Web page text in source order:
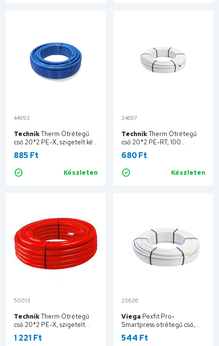
44992
TechnikTherm Ötrétegű
cső 20*2 PE-X, szigetelt kék,
50 fm/tekercs TT20X2-50-
IPLB
885 Ft
Készleten
Kosárba
24657
TechnikTherm Ötrétegű
cső 20*2 PE-RT, 100
fm/tekercs TT20X2-
100PERT
680 Ft
Készleten
Kosárba
50013
TechnikTherm Ötrétegű
cső 20*2 PE-X, szigetelt
piros, 50 fm/tekercs
TT20X2-50-IPLR
1 221 Ft
20626
Viega Pexfit Pro-
Smartpress ötrétegű cső,
PE-RT, 16 x 2,0 mm, fehér,
200 fm/tekercs VG-662585
544 Ft